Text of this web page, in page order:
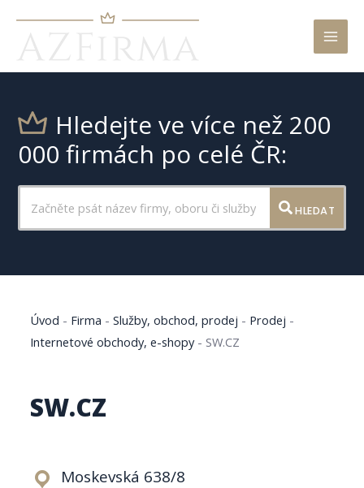
Hledejte ve více než 200
000 firmách po celé ČR:
HLEDAT
Úvod - Firma -Služby, obchod, prodej - Prodej -
Internetové obchody, e-shopy- SW.CZ
SW.CZ
Moskevská 638/8